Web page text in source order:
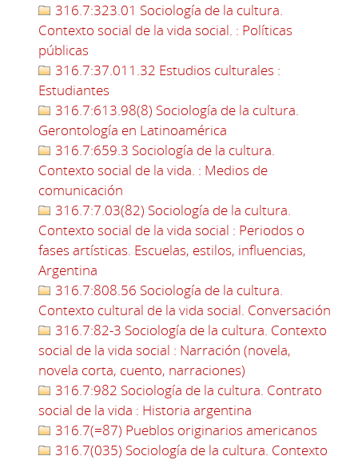
316.7:323.01 Sociología de la cultura.
Contexto social de la vida social. : Políticas
públicas
316.7:37.011.32 Estudios culturales :
Estudiantes
316.7:613.98(8) Sociología de la cultura.
Gerontología en Latinoamérica
316.7:659.3 Sociología de la cultura.
Contexto social de la vida. : Medios de
comunicación
316.7:7.03(82) Sociología de la cultura.
Contexto social de la vida social : Periodos o
fases artísticas. Escuelas, estilos, influencias,
Argentina
316.7:808.56 Sociología de la cultura.
Contexto cultural de la vida social. Conversación
316.7:82-3 Sociología de la cultura. Contexto
social de la vida social : Narración (novela,
novela corta, cuento, narraciones)
316.7:982 Sociología de la cultura. Contrato
social de la vida : Historia argentina
316.7(=87) Pueblos originarios americanos
316.7(035) Sociología de la cultura. Contexto